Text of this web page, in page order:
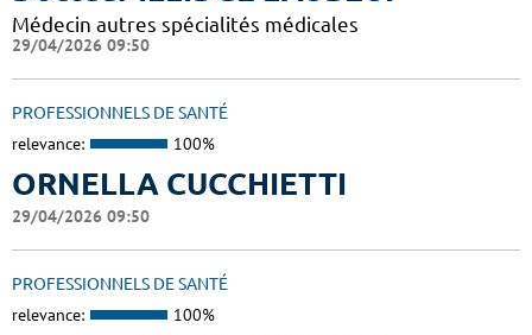
Médecin autres spécialités médicales
29/04/2026 09:50
PROFESSIONNELS DE SANTÉ
relevance: 100%
ORNELLA CUCCHIETTI
29/04/2026 09:50
PROFESSIONNELS DE SANTÉ
relevance: 100%